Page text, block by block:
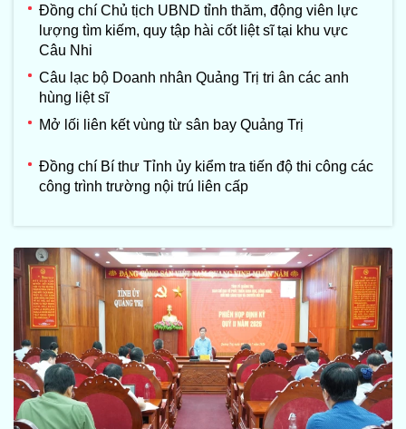
Đồng chí Chủ tịch UBND tỉnh thăm, động viên lực
lượng tìm kiếm, quy tập hài cốt liệt sĩ tại khu vực
Câu Nhi
Câu lạc bộ Doanh nhân Quảng Trị tri ân các anh
hùng liệt sĩ
Mở lối liên kết vùng từ sân bay Quảng Trị
Đồng chí Bí thư Tỉnh ủy kiểm tra tiến độ thi công các
công trình trường nội trú liên cấp